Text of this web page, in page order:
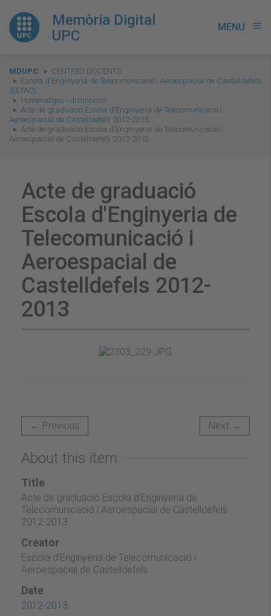
Memòria Digital
UPC
MENU menu
You
are
here:
MDUPC
CENTRES DOCENTS
Escola d'Enginyeria de Telecomunicació i Aeroespacial de Castelldefels
(EETAC)
Homenatges i distincions
Acte de graduació Escola d'Enginyeria de Telecomunicació i
Aeroespacial de Castelldefels 2012-2013
Acte de graduació Escola d'Enginyeria de Telecomunicació i
Aeroespacial de Castelldefels 2012-2013
Acte de graduació
Escola d'Enginyeria de
Telecomunicació i
Aeroespacial de
Castelldefels 2012-
2013
← Previous Next →
About this item
Title
Acte de graduació Escola d'Enginyeria de
Telecomunicació i Aeroespacial de Castelldefels
2012-2013
Creator
Escola d'Enginyeria de Telecomunicació i
Aeroespacial de Castelldefels
Date
2012-2013